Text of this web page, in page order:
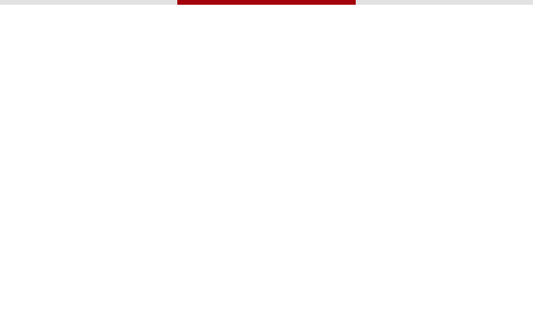
fins de personnalisation des annonces. Vous pouvez